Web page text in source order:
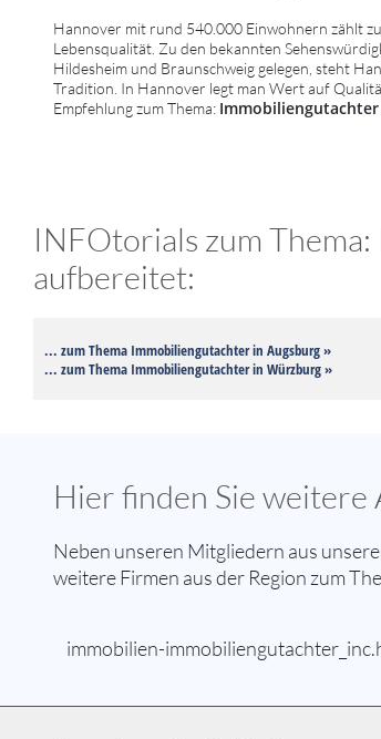
Hannover mit rund 540.000 Einwohnern zählt
Lebensqualität. Zu den bekannten
Hildesheim und Braunschweig gelegen, steht
Tradition. In Hannover legt man Wert auf
Empfehlung zum Thema:
INFOtorials zum
aufbereitet:
... zum Thema Immobiliengutachter in Augsburg »
... zum Thema Immobiliengutachter in Würzburg »
Hier finden Sie
Neben unseren Mitgliedern aus
weitere Firmen aus der Region zum
immobilien-